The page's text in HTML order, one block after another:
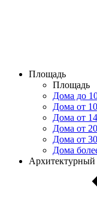
Площадь
Площадь
Дома до
Дома от
Дома от
Дома от
Дома от
Дома
Архитектурный